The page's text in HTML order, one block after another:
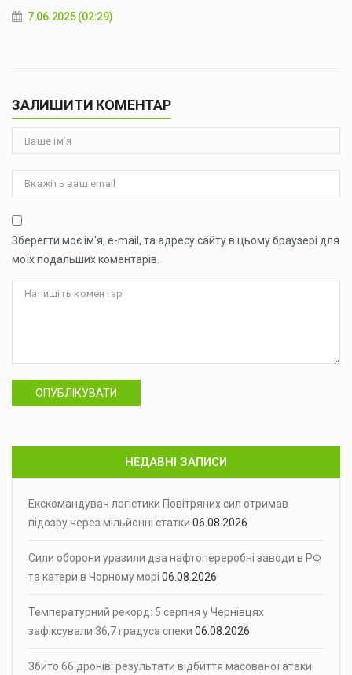
7.06.2025 (02:29)
ЗАЛИШИТИ КОМЕНТАР
Зберегти моє ім'я, e-mail, та адресу сайту в цьому браузері для
моїх подальших коментарів.
ОПУБЛІКУВАТИ
НЕДАВНІ ЗАПИСИ
Екскомандувач логістики Повітряних сил отримав
підозру через мільйонні статки 06.08.2026
Сили оборони уразили два нафтопереробні заводи в РФ
та катери в Чорному морі 06.08.2026
Температурний рекорд: 5 серпня у Чернівцях
зафіксували 36,7 градуса спеки 06.08.2026
Збито 66 дронів: результати відбиття масованої атаки